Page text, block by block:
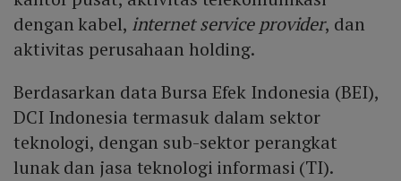
dengan kabel, internet service provider, dan
aktivitas perusahaan holding.
Berdasarkan data Bursa Efek Indonesia (BEI),
DCI Indonesia termasuk dalam sektor
teknologi, dengan sub-sektor perangkat
lunak dan jasa teknologi informasi (TI).